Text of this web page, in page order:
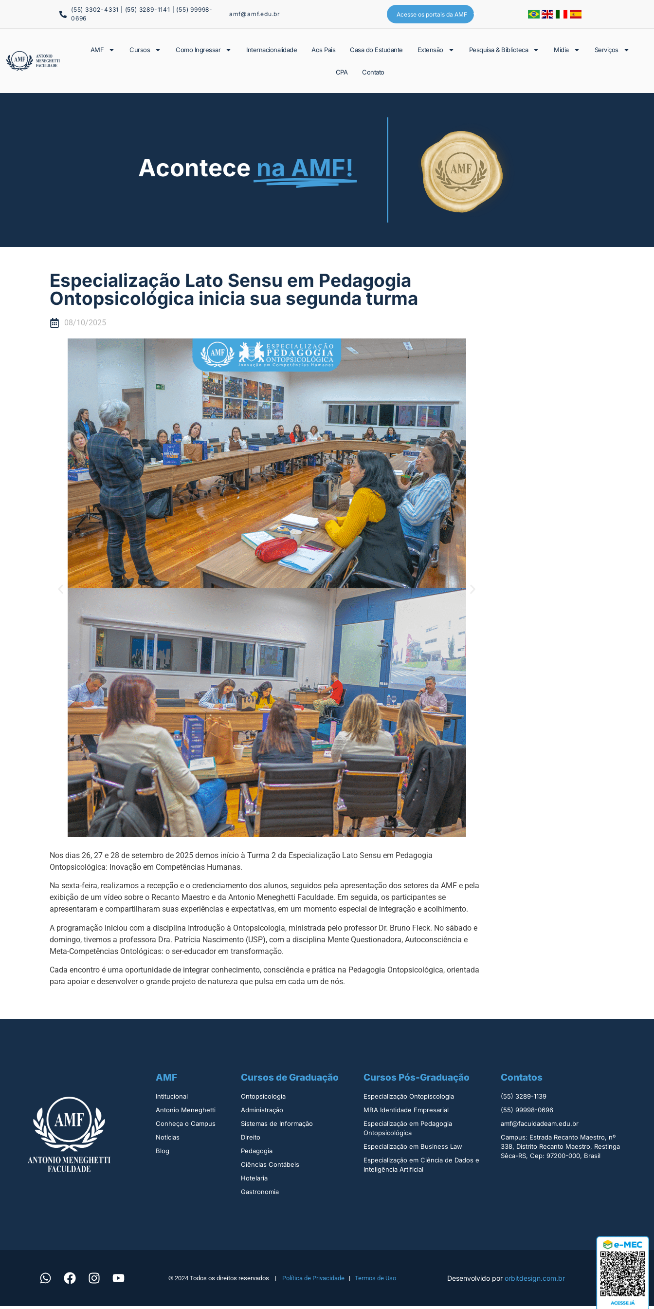
(55) 3302-4331 | (55) 3289-1141 | (55) 99998-
0696
amf@amf.edu.br Acesse os portais da AMF
AMF Cursos Como Ingressar Internacionalidade Aos Pais Casa do Estudante Extensão Pesquisa & Biblioteca Mídia Serviços
CPA Contato
Acontece na AMF!
Especialização Lato Sensu em Pedagogia
Ontopsicológica inicia sua segunda turma
08/10/2025
Nos dias 26, 27 e 28 de setembro de 2025 demos início à Turma 2 da Especialização Lato Sensu em Pedagogia
Ontopsicológica: Inovação em Competências Humanas.
Na sexta-feira, realizamos a recepção e o credenciamento dos alunos, seguidos pela apresentação dos setores da AMF e pela
exibição de um vídeo sobre o Recanto Maestro e da Antonio Meneghetti Faculdade. Em seguida, os participantes se
apresentaram e compartilharam suas experiências e expectativas, em um momento especial de integração e acolhimento.
A programação iniciou com a disciplina Introdução à Ontopsicologia, ministrada pelo professor Dr. Bruno Fleck. No sábado e
domingo, tivemos a professora Dra. Patrícia Nascimento (USP), com a disciplina Mente Questionadora, Autoconsciência e
Meta-Competências Ontológicas: o ser-educador em transformação.
Cada encontro é uma oportunidade de integrar conhecimento, consciência e prática na Pedagogia Ontopsicológica, orientada
para apoiar e desenvolver o grande projeto de natureza que pulsa em cada um de nós.
AMF
Intitucional
Antonio Meneghetti
Conheça o Campus
Notícias
Blog
Cursos de Graduação
Ontopsicologia ​
Administração​
Sistemas de Informação​
Direito​
Pedagogia
Ciências Contábeis
Hotelaria
Gastronomia
Cursos Pós-Graduação
Especialização Ontopiscologia ​
MBA Identidade Empresarial​
Especialização em Pedagogia
Ontopsicológica​
Especialização em Business Law
Especialização em Ciência de Dados e
Inteligência Artificial
Contatos
(55) 3289-1139
(55) 99998-0696
amf@faculdadeam.edu.br
Campus: Estrada Recanto Maestro, nº
338, Distrito Recanto Maestro, Restinga
Sêca-RS, Cep: 97200-000, Brasil
© 2024 Todos os direitos reservados | Política de Privacidade | Termos de Uso Desenvolvido pororbitdesign.com.br